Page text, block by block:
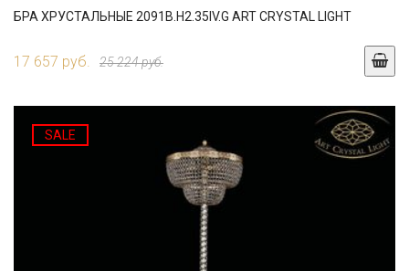
БРА ХРУСТАЛЬНЫЕ 2091B.H2.35IV.G ART CRYSTAL LIGHT
17 657 руб. 25 224 руб.
SALE